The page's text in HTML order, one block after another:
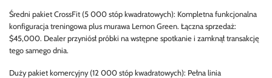
Średni pakiet CrossFit (5 000 stóp kwadratowych): Kompletna funkcjonalna
konfiguracja treningowa plus murawa Lemon Green. Łączna sprzedaż:
$45,000. Dealer przyniósł próbki na wstępne spotkanie i zamknął transakcję
tego samego dnia.
Duży pakiet komercyjny (12 000 stóp kwadratowych): Pełna linia